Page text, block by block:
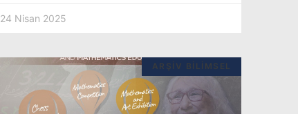
24 Nisan 2025
ARŞIV BILIMSEL